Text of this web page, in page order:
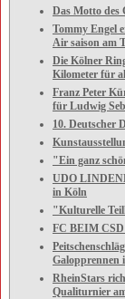
Das Motto des
Tommy Engel
Air saison am
Die Kölner
Kilometer für
Franz Peter
für Ludwig
10. Deutscher
"Ein ganz
UDO
in Köln
"Kulturelle
FC BEIM CSD
Galopprennen
RheinStars
Qualiturnier